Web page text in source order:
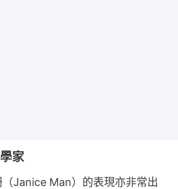
家
Janice Man）的表現亦非常出